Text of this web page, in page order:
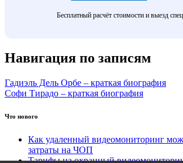
Бесплатный расчёт стоимости и выезд
Навигация по записям
Гадиэль Дель Орбе – краткая биография
Софи Тирадо – краткая биография
Что нового
Как удаленный видеомониторинг
затраты на ЧОП
Тарифы на охранный